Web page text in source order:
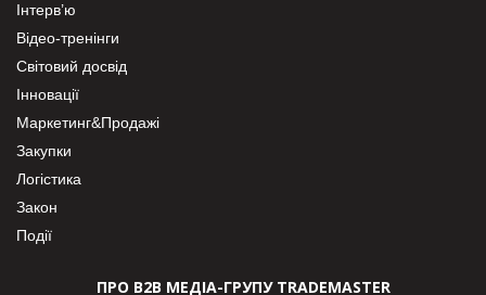
Інтерв’ю
Відео-тренінги
Світовий досвід
Інновації
Маркетинг&Продажі
Закупки
Логістика
Закон
Події
ПРО В2В МЕДІА-ГРУПУ TRADEMASTER